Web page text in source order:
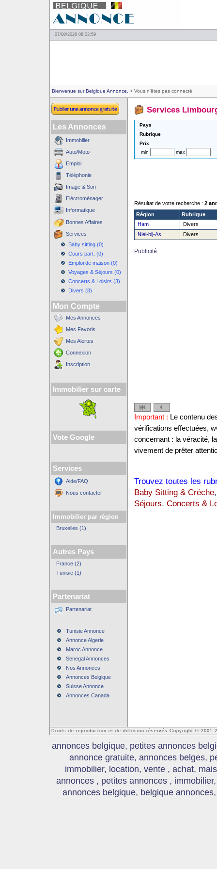
07/08/2026 08:03:59
Bienvenue sur Belgique Annonce. > Vous n'êtes pas connecté.
Les Annonces
Immobilier
Auto/Moto
Emploi
Téléphonie
Image & Son
Eléctroménager
Informatique
Bonnes Affaires
Services
Baby sitting (0)
Cours part. (0)
Emploi de maison (0)
Voyages & Séjours (0)
Concerts & Loisirs (3)
Divers (8)
Mon Compte
Mes Annonces
Mes Favoris
Mes Alertes
Connexion
Inscription
Immobilier sur carte
Vote Google
Services
Aide/FAQ
Nous contacter
Immobilier par région
Bruxelles (1)
Autres Pays
France (2)
Tunisie (1)
Partenariat
Partenariat
Tunisie Annonce
Annonce Algerie
Maroc Annonce
Senegal Annonces
Nos Annonces
Annonces Belgique
Suisse Annonce
Annonces Canada
Services
Pays
Rubrique
Prix
min
max
Résultat de votre recherche : 2
Région
Rubrique
Ham
Divers
Niel-bij-As
Divers
Publicité
Important : Le contenu
vérifications effectuées,
concernant : la véracité,
vivement de prêter
Trouvez toutes les
Baby Sitting & Créche
Séjours, Concerts &
Droits de reproduction et de diffusion réservés Copyright © 2001-
annonces belgique, petites annonces
annonce gratuite, annonces belges,
immobilier, location, vente , achat,
annonces , petites annonces ,
annonces belgique, belgique